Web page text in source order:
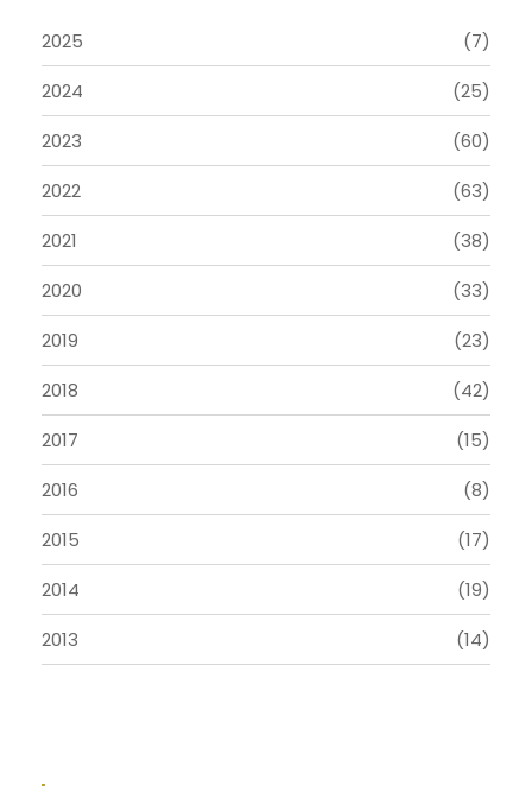
2025
(7)
2024
(25)
2023
(60)
2022
(63)
2021
(38)
2020
(33)
2019
(23)
2018
(42)
2017
(15)
2016
(8)
2015
(17)
2014
(19)
2013
(14)